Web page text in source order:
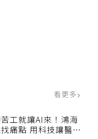
看更多
工就讓AI來！鴻海
痛點 用科技讓醫療